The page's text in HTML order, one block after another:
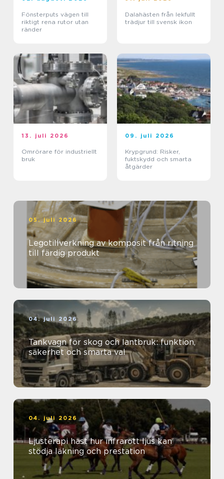
Fönsterputs vägen till
riktigt rena rutor utan
ränder
Dalahästen från lekfullt
trädjur till svensk ikon
13. juli 2026
Omrörare för industriellt
bruk
09. juli 2026
Krypgrund: Risker,
fuktskydd och smarta
åtgärder
05. juli 2026
Legotillverkning av komposit från ritning
till färdig produkt
04. juli 2026
Tankvagn för skog och lantbruk: funktion,
säkerhet och smarta val
04. juli 2026
Ljusterapi häst hur infrarött ljus kan
stödja läkning och prestation